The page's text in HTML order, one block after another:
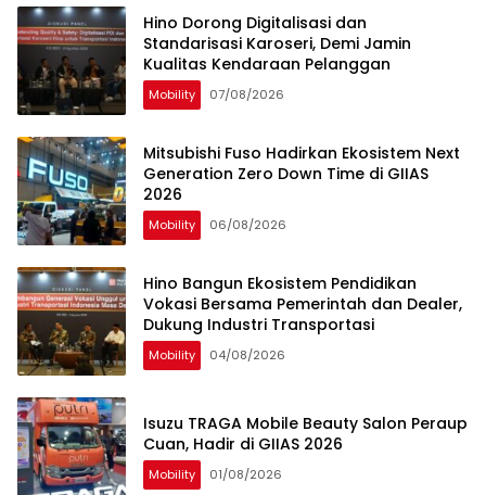
Hino Dorong Digitalisasi dan
Standarisasi Karoseri, Demi Jamin
Kualitas Kendaraan Pelanggan
Mobility 07/08/2026
Mitsubishi Fuso Hadirkan Ekosistem Next
Generation Zero Down Time di GIIAS
2026
Mobility 06/08/2026
Hino Bangun Ekosistem Pendidikan
Vokasi Bersama Pemerintah dan Dealer,
Dukung Industri Transportasi
Mobility 04/08/2026
Isuzu TRAGA Mobile Beauty Salon Peraup
Cuan, Hadir di GIIAS 2026
Mobility 01/08/2026